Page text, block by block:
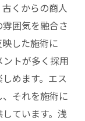
力
価格帯の魅
ン
験を
くからの商人
囲気を融合さ
した施術に
トが多く採用
めます。エス
それを施術に
ています。浅